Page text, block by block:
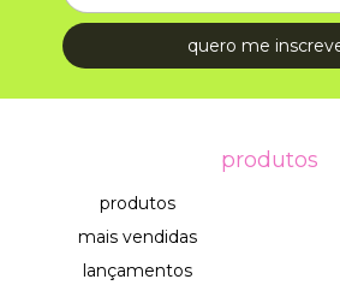
produtos
produtos
mais vendidas
lançamentos